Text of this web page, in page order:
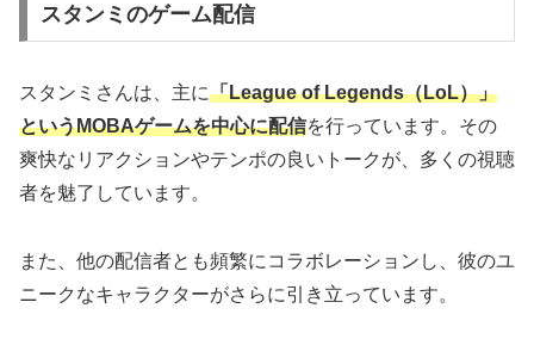
スタンミのゲーム配信
スタンミさんは、主に「League of Legends（LoL）」
というMOBAゲームを中心に配信を行っています。その
爽快なリアクションやテンポの良いトークが、多くの視聴
者を魅了しています。
また、他の配信者とも頻繁にコラボレーションし、彼のユ
ニークなキャラクターがさらに引き立っています。